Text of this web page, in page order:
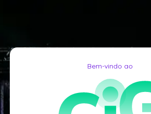
Bem-vindo ao